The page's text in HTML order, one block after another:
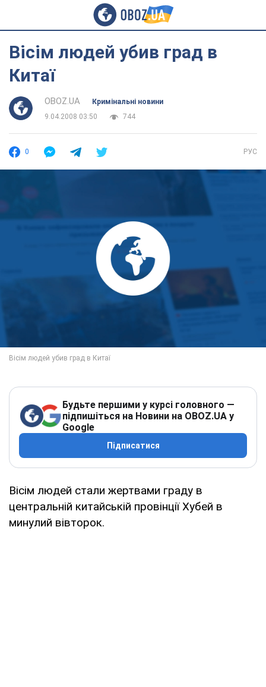
Вісім людей убив град в
Китаї
OBOZ.UA
Кримінальні новини
9.04.2008 03:50
744
0 РУС
Будьте першими у курсі головного —
підпишіться на Новини на OBOZ.UA у
Google
Підписатися
Вісім людей стали жертвами граду в
центральній китайській провінції Хубей в
минулий вівторок.